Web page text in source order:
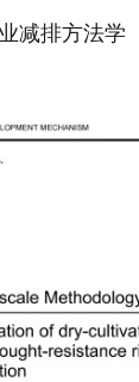
减排方法学